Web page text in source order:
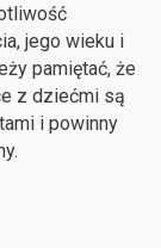
jego wieku i
pamiętać, że
z dziećmi są
i powinny